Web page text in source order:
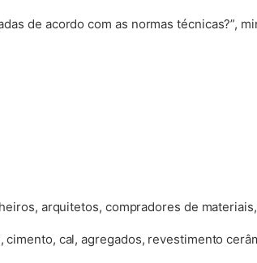
de acordo com as normas técnicas?”,
arquitetos, compradores de
cimento, cal, agregados, revestimento